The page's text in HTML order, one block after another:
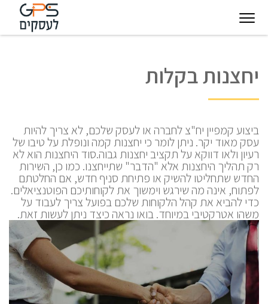
עסקיות מצפןיחצנות בקלות
ביצוע קמפיין יח"צ לחברה או לעסק שלכם, לא צריך להיות
עסק מאוד יקר. ניתן לומר כי יחצנות קמה ונופלת על טיבו של
רעיון ולאו דווקא על תקציב יחצנות גבוה.סוד היחצנות הוא לא
רק תהליך היחצנות אלא "הדבר" שתייחצנו. כמו כן, השירות
החדש שתחליטו להשיק או פתיחת סניף חדש, אם החלטתם
לפתוח, אינה מה שירגש וימשוך את לקוחותיכם הפוטנציאלים.
כדי להביא את קהל הלקוחות שלכם בפועל צריך לעבוד על
משהו אטרקטיבי במיוחד. בואו נראה כיצד ניתן לעשות זאת.